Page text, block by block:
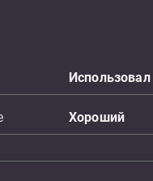
Использовал
Хороший